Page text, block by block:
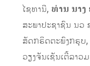
ໄຊທານີ, ທ່ານ ນາງ
ສະພາປະຊາຊົນ ນ
ສັດກຣິດຕະພົງກຣຸບ,
ວຽງຈັນເຊັນເຕີ້ລາວ